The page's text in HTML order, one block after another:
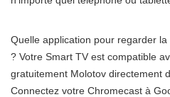
Quelle application pour regarder
? Votre Smart TV est compatible
gratuitement Molotov directement
Connectez votre Chromecast à